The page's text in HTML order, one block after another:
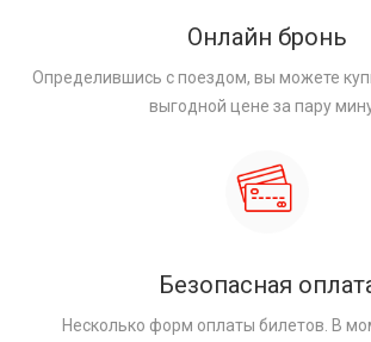
Онлайн бронь
Определившись с поездом, вы можете
выгодной цене за пару
Безопасная
Несколько форм оплаты билетов. В